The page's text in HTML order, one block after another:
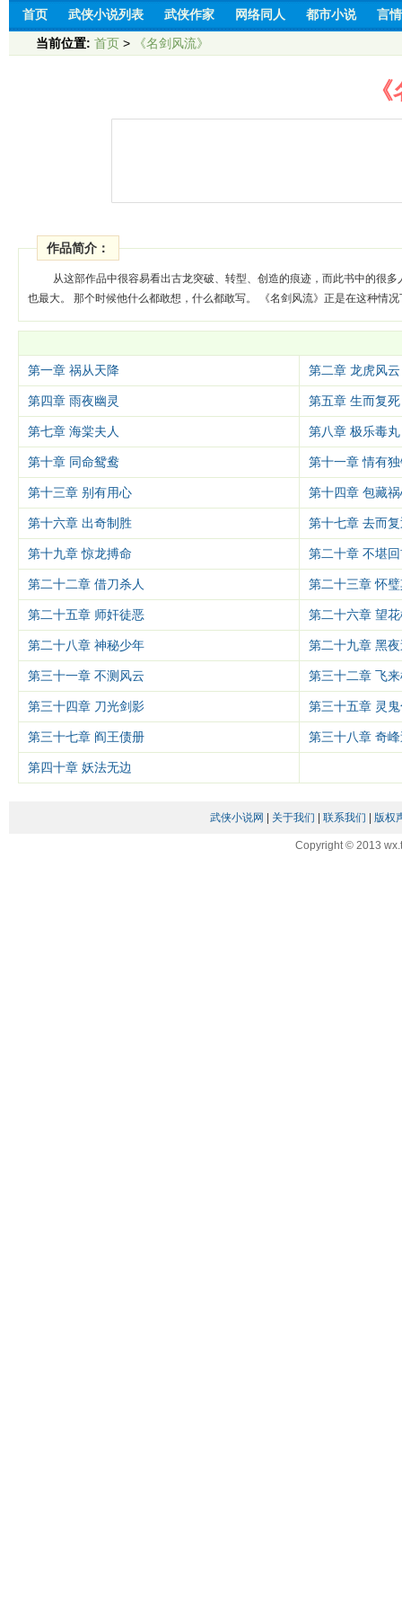
首页 武侠小说列表 武侠作家 网络同人 都市小说 言
当前位置: 首页 > 《名剑风流》
作品简介：
从这部作品中很容易看出古龙突破、转型、创造的痕迹，而此书中的很
也最大。 那个时候他什么都敢想，什么都敢写。 《名剑风流》正是在这种情
第一章 祸从天降 第二章 龙虎风云
第四章 雨夜幽灵 第五章 生而复死
第七章 海棠夫人 第八章 极乐毒丸
第十章 同命鸳鸯 第十一章 情有
第十三章 别有用心 第十四章 包藏
第十六章 出奇制胜 第十七章 去而
第十九章 惊龙搏命 第二十章 不堪
第二十二章 借刀杀人 第二十三章 怀
第二十五章 师奸徒恶 第二十六章 望
第二十八章 神秘少年 第二十九章 黑
第三十一章 不测风云 第三十二章 飞
第三十四章 刀光剑影 第三十五章 灵
第三十七章 阎王债册 第三十八章 奇
第四十章 妖法无边
武侠小说网 关于我们 联系我们 版权
Copyright © 2013